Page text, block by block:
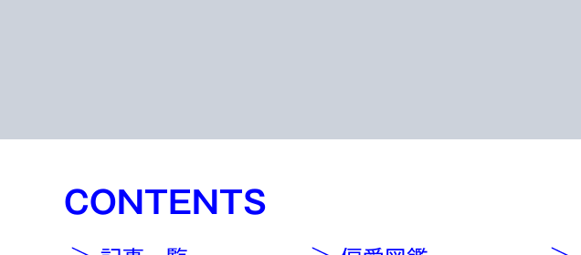
CONTENTS